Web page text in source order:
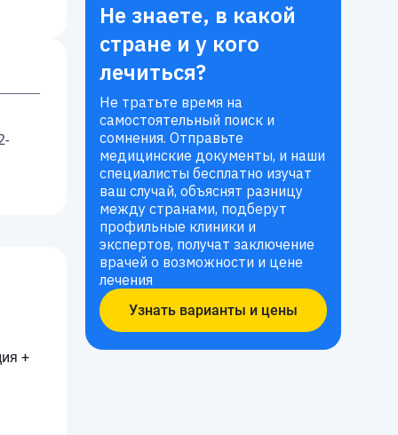
+
Не знаете, в какой
стране и у кого
лечиться?
Не тратьте время на
самостоятельный поиск и
сомнения. Отправьте
медицинские документы, и наши
специалисты бесплатно изучат
ваш случай, объяснят разницу
между странами, подберут
профильные клиники и
экспертов, получат заключение
врачей о возможности и цене
лечения
Узнать варианты и цены